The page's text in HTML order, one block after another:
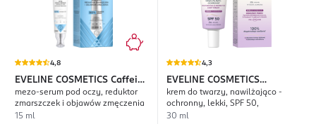
4,8
EVELINE COSMETICS Caffeine
Super Needles 30
mezo-serum pod oczy, reduktor
zmarszczek i objawów zmęczenia
15 ml
4,3
EVELINE COSMETICS
Cerabiome
krem do twarzy, nawilżająco -
ochronny, lekki, SPF 50,
30 ml